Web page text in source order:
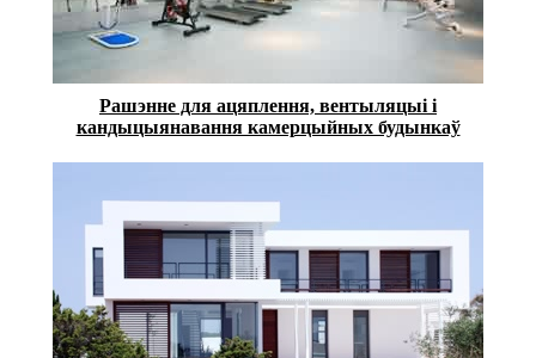
Рашэнне для ацяплення, вентыляцыі і
кандыцыянавання камерцыйных будынкаў